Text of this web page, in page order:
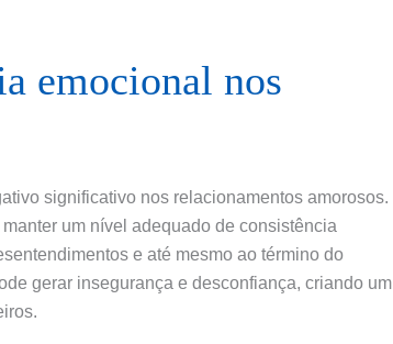
emocional nos
significativo nos relacionamentos amorosos.
um nível adequado de consistência
e até mesmo ao término do
gerar insegurança e desconfiança, criando um